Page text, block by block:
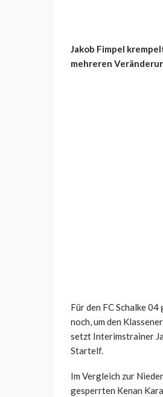
Jakob Fimpel
mehreren
Für den FC Schalke
noch, um den
setzt Interimstrainer
Startelf.
Im Vergleich zur
gesperrten Kenan